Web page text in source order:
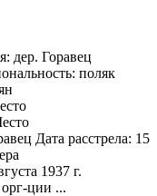
дер. Горавец
поляк
Дата расстрела: 15
1937 г.
ции ...